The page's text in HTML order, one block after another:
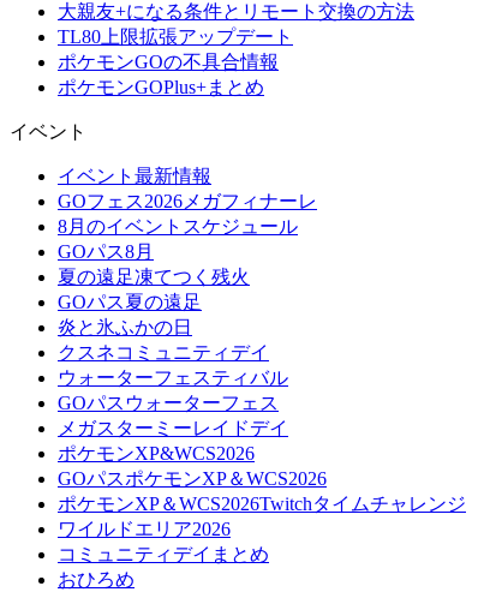
大親友+になる条件とリモート交換の方法
TL80上限拡張アップデート
ポケモンGOの不具合情報
ポケモンGOPlus+まとめ
イベント
イベント最新情報
GOフェス2026メガフィナーレ
8月のイベントスケジュール
GOパス8月
夏の遠足凍てつく残火
GOパス夏の遠足
炎と氷ふかの日
クスネコミュニティデイ
ウォーターフェスティバル
GOパスウォーターフェス
メガスターミーレイドデイ
ポケモンXP&WCS2026
GOパスポケモンXP＆WCS2026
ポケモンXP＆WCS2026Twitchタイムチャレンジ
ワイルドエリア2026
コミュニティデイまとめ
おひろめ